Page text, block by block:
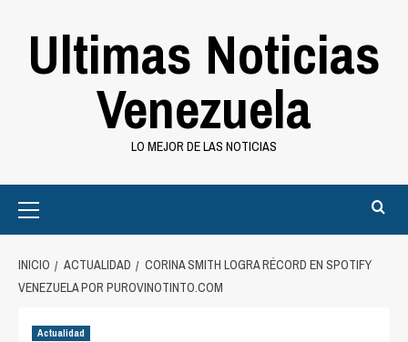
Ultimas Noticias
Venezuela
LO MEJOR DE LAS NOTICIAS
Menu
INICIO ACTUALIDAD
CORINA SMITH LOGRA RÉCORD EN SPOTIFY
VENEZUELA POR PUROVINOTINTO.COM
Actualidad